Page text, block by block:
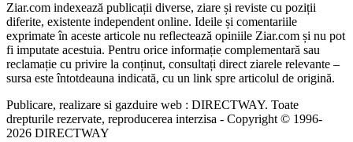
Ziar.com indexează publicații diverse, ziare și reviste cu poziții
diferite, existente independent online. Ideile și comentariile
exprimate în aceste articole nu reflectează opiniile Ziar.com și nu pot
fi imputate acestuia. Pentru orice informație complementară sau
reclamație cu privire la conținut, consultați direct ziarele relevante –
sursa este întotdeauna indicată, cu un link spre articolul de origină.
Publicare, realizare si gazduire web : DIRECTWAY. Toate
drepturile rezervate, reproducerea interzisa - Copyright © 1996-
2026 DIRECTWAY